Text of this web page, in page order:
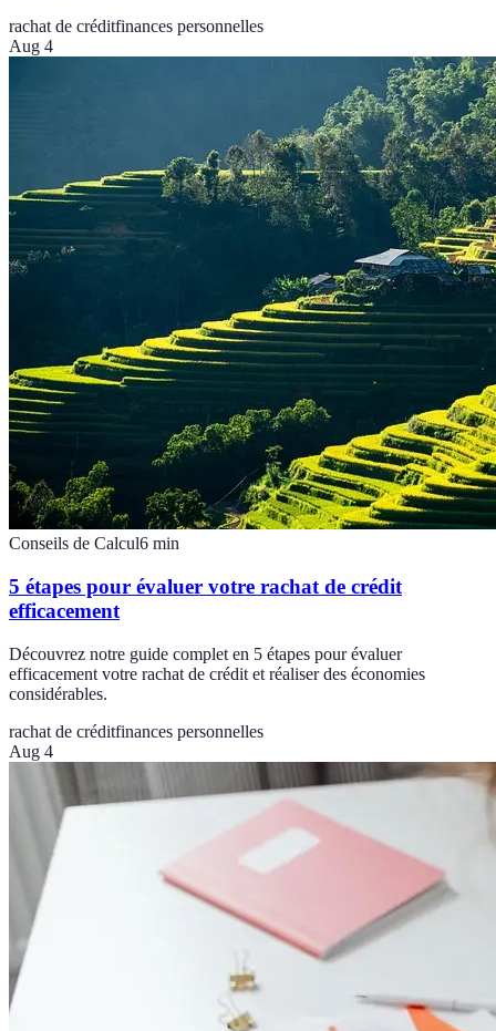
rachat de créditfinances personnelles
Aug 4
Conseils de Calcul6 min
5 étapes pour évaluer votre rachat de crédit
efficacement
Découvrez notre guide complet en 5 étapes pour évaluer
efficacement votre rachat de crédit et réaliser des économies
considérables.
rachat de créditfinances personnelles
Aug 4